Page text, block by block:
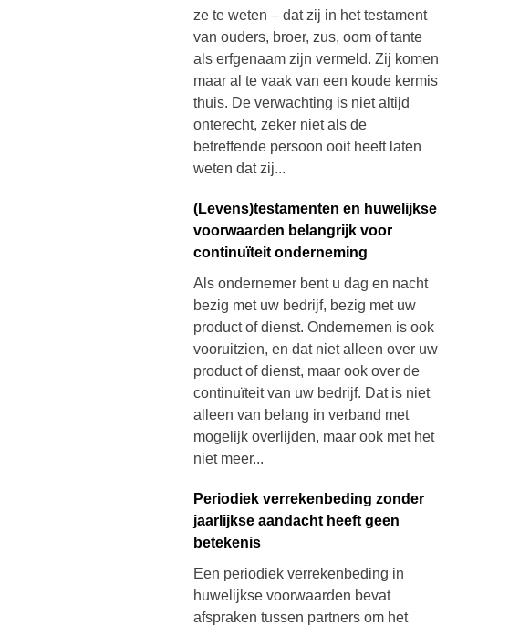
ze te weten – dat zij in het testament
van ouders, broer, zus, oom of tante
als erfgenaam zijn vermeld. Zij komen
maar al te vaak van een koude kermis
thuis. De verwachting is niet altijd
onterecht, zeker niet als de
betreffende persoon ooit heeft laten
weten dat zij...
(Levens)testamenten en huwelijkse
voorwaarden belangrijk voor
continuïteit onderneming
Als ondernemer bent u dag en nacht
bezig met uw bedrijf, bezig met uw
product of dienst. Ondernemen is ook
vooruitzien, en dat niet alleen over uw
product of dienst, maar ook over de
continuïteit van uw bedrijf. Dat is niet
alleen van belang in verband met
mogelijk overlijden, maar ook met het
niet meer...
Periodiek verrekenbeding zonder
jaarlijkse aandacht heeft geen
betekenis
Een periodiek verrekenbeding in
huwelijkse voorwaarden bevat
afspraken tussen partners om het